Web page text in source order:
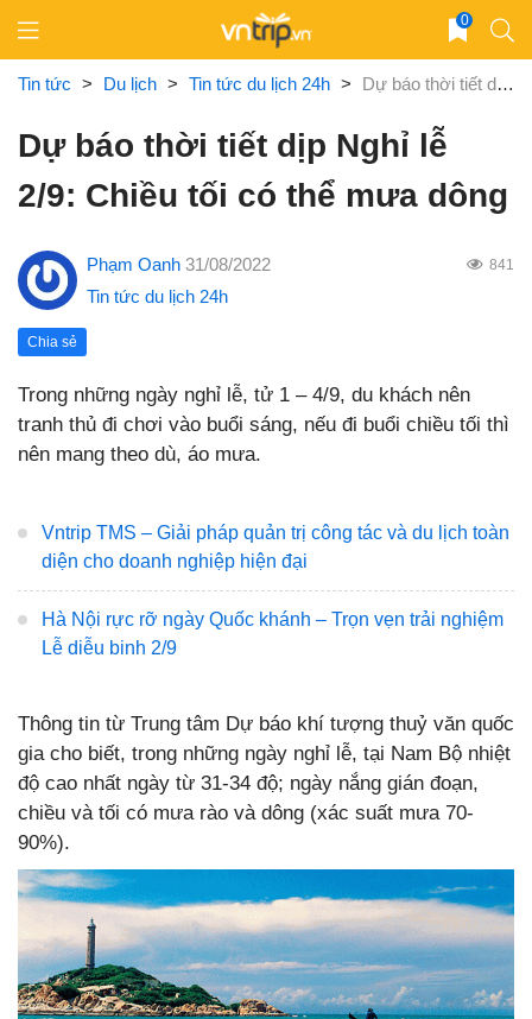
content
0
Tin tức > Du lịch > Tin tức du lịch 24h > Dự báo thời tiết dịp Nghỉ lễ 2/9: Chiều tối có thể mưa dông
Dự báo thời tiết dịp Nghỉ lễ
2/9: Chiều tối có thể mưa dông
Phạm Oanh 31/08/2022 841
Tin tức du lịch 24h
Chia sẻ
Trong những ngày nghỉ lễ, tử 1 – 4/9, du khách nên
tranh thủ đi chơi vào buổi sáng, nếu đi buổi chiều tối thì
nên mang theo dù, áo mưa.
Vntrip TMS – Giải pháp quản trị công tác và du lịch toàn
diện cho doanh nghiệp hiện đại
Hà Nội rực rỡ ngày Quốc khánh – Trọn vẹn trải nghiệm
Lễ diễu binh 2/9
Thông tin từ Trung tâm Dự báo khí tượng thuỷ văn quốc
gia cho biết, trong những ngày nghỉ lễ, tại Nam Bộ nhiệt
độ cao nhất ngày từ 31-34 độ; ngày nắng gián đoạn,
chiều và tối có mưa rào và dông (xác suất mưa 70-
90%).